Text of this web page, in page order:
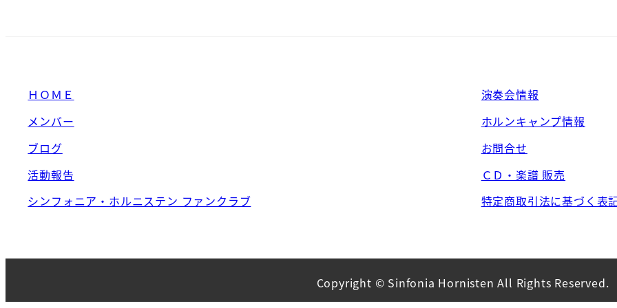
ー
ジ
送
り
ＨＯＭＥ
メンバー
ブログ
活動報告
シンフォニア・ホルニステン ファンクラブ
演奏会情報
ホルンキャンプ情報
お問合せ
ＣＤ・楽譜 販売
特定商取引法に基づく表
Copyright © Sinfonia Hornisten All Rights Reserved.